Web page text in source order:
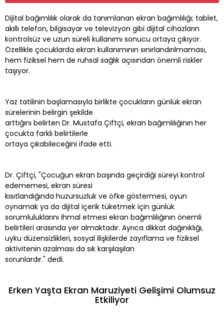
Dijital bağımlılık olarak da tanımlanan ekran bağımlılığı; tablet,
akıllı telefon, bilgisayar ve televizyon gibi dijital cihazların
kontrolsüz ve uzun süreli kullanımı sonucu ortaya çıkıyor.
Özellikle çocuklarda ekran kullanımının sınırlandırılmaması,
hem fiziksel hem de ruhsal sağlık açısından önemli riskler
taşıyor.
Yaz tatilinin başlamasıyla birlikte çocukların günlük ekran
sürelerinin belirgin şekilde
arttığını belirten Dr. Mustafa Çiftçi, ekran bağımlılığının her
çocukta farklı belirtilerle
ortaya çıkabileceğini ifade etti.
Dr. Çiftçi, "Çocuğun ekran başında geçirdiği süreyi kontrol
edememesi, ekran süresi
kısıtlandığında huzursuzluk ve öfke göstermesi, oyun
oynamak ya da dijital içerik tüketmek için günlük
sorumluluklarını ihmal etmesi ekran bağımlılığının önemli
belirtileri arasında yer almaktadır. Ayrıca dikkat dağınıklığı,
uyku düzensizlikleri, sosyal ilişkilerde zayıflama ve fiziksel
aktivitenin azalması da sık karşılaşılan
sorunlardır." dedi.
Erken Yaşta Ekran Maruziyeti Gelişimi Olumsuz
Etkiliyor